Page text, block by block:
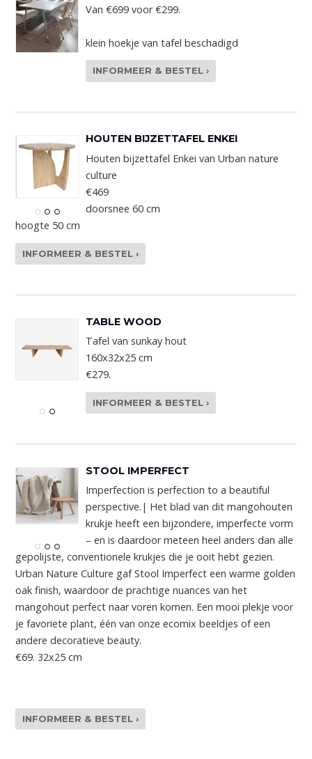
Van €699 voor €299.
klein hoekje van tafel beschadigd
INFORMEER & BESTEL ›
HOUTEN BIJZETTAFEL ENKEI
Houten bijzettafel Enkei van Urban nature
culture
€469
doorsnee 60 cm
hoogte 50 cm
INFORMEER & BESTEL ›
TABLE WOOD
Tafel van sunkay hout
160x32x25 cm
€279.
INFORMEER & BESTEL ›
STOOL IMPERFECT
Imperfection is perfection to a beautiful
perspective.| Het blad van dit mangohouten
krukje heeft een bijzondere, imperfecte vorm
– en is daardoor meteen heel anders dan alle
gepolijste, conventionele krukjes die je ooit hebt gezien.
Urban Nature Culture gaf Stool Imperfect een warme golden
oak finish, waardoor de prachtige nuances van het
mangohout perfect naar voren komen. Een mooi plekje voor
je favoriete plant, één van onze ecomix beeldjes of een
andere decoratieve beauty.
€69. 32x25 cm
INFORMEER & BESTEL ›